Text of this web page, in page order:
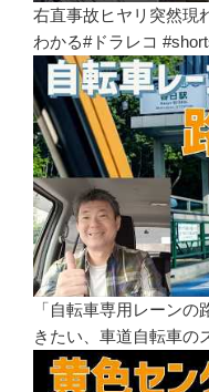
右直事故ヒヤリ突然現
わかる#ドラレコ
「自転車専用レーン
きたい、車道自転車の